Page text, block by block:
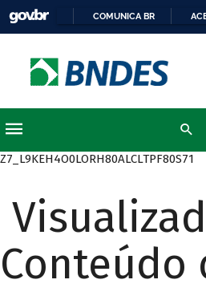
COMUNICA BR
Z7_L9KEH4O0LORH80ALCLTPF80S71
Conteúdo